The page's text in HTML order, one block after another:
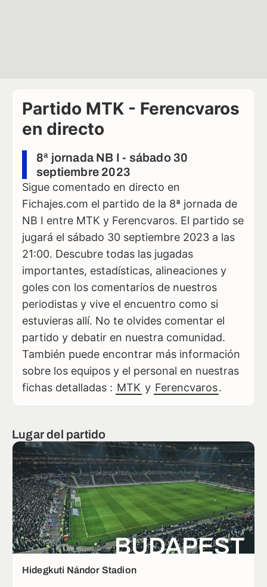
Partido MTK - Ferencvaros
en directo
8ª jornada NB I - sábado 30
septiembre 2023
Sigue comentado en directo en
Fichajes.com el partido de la 8ª jornada de
NB I entre MTK y Ferencvaros. El partido se
jugará el sábado 30 septiembre 2023 a las
21:00. Descubre todas las jugadas
importantes, estadísticas, alineaciones y
goles con los comentarios de nuestros
periodistas y vive el encuentro como si
estuvieras allí. No te olvides comentar el
partido y debatir en nuestra comunidad.
También puede encontrar más información
sobre los equipos y el personal en nuestras
fichas detalladas : MTK y Ferencvaros.
Lugar del partido
BUDAPEST
Hidegkuti Nándor Stadion